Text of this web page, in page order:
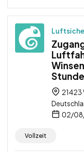
21423
02/
Vollzeit